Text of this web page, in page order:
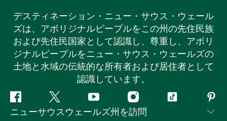
デスティネーション・ニュー・サウス・ウェール
ズは、アボリジナルピープルをこの州の先住民族
および先住民国家として認識し、尊重し、アボリ
ジナルピープルをニュー・サウス・ウェールズの
土地と水域の伝統的な所有者および居住者として
認識しています。
フ
ェ
ツ
イ
ユ
ー
イ
ン
テ
ピ
ン
ニューサウスウェールズ州を訪問